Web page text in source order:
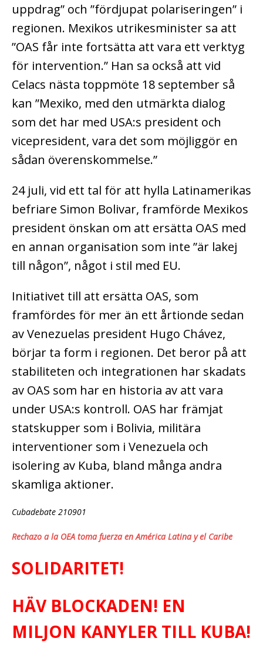
uppdrag” och ”fördjupat polariseringen” i
regionen. Mexikos utrikesminister sa att
”OAS får inte fortsätta att vara ett verktyg
för intervention.” Han sa också att vid
Celacs nästa toppmöte 18 september så
kan ”Mexiko, med den utmärkta dialog
som det har med USA:s president och
vicepresident, vara det som möjliggör en
sådan överenskommelse.”
24 juli, vid ett tal för att hylla Latinamerikas
befriare Simon Bolivar, framförde Mexikos
president önskan om att ersätta OAS med
en annan organisation som inte ”är lakej
till någon”, något i stil med EU.
Initiativet till att ersätta OAS, som
framfördes för mer än ett årtionde sedan
av Venezuelas president Hugo Chávez,
börjar ta form i regionen. Det beror på att
stabiliteten och integrationen har skadats
av OAS som har en historia av att vara
under USA:s kontroll. OAS har främjat
statskupper som i Bolivia, militära
interventioner som i Venezuela och
isolering av Kuba, bland många andra
skamliga aktioner.
Cubadebate 210901
Rechazo a la OEA toma fuerza en América Latina y el Caribe
SOLIDARITET!
HÄV BLOCKADEN! EN
MILJON KANYLER TILL KUBA!